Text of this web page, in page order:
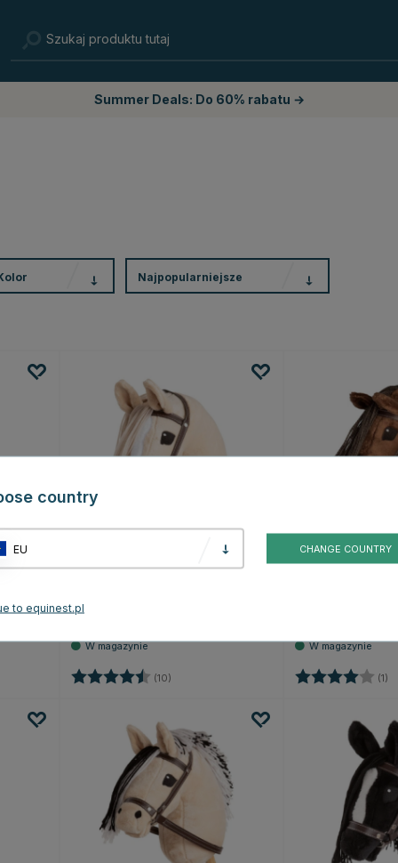
Summer Deals: Do 60% rabatu →
Najpopularniejsze
Ocena: (10) Ocena: (1)
country
EU CHANGE COUNTRY
to equinest.pl